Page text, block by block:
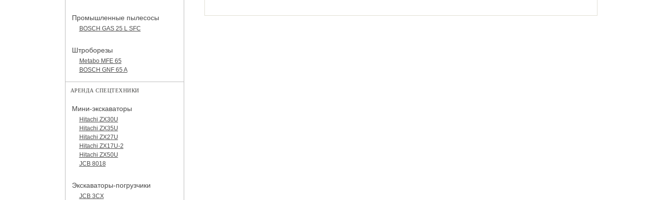
Промышленные пылесосы
BOSCH GAS 25 L SFC
Штроборезы
Metabo MFE 65
BOSCH GNF 65 A
АРЕНДА СПЕЦТЕХНИКИ
Мини-экскаваторы
Hitachi ZX30U
Hitachi ZX35U
Hitachi ZX27U
Hitachi ZX17U-2
Hitachi ZX50U
JCB 8018
Экскаваторы-погрузчики
JCB 3CX